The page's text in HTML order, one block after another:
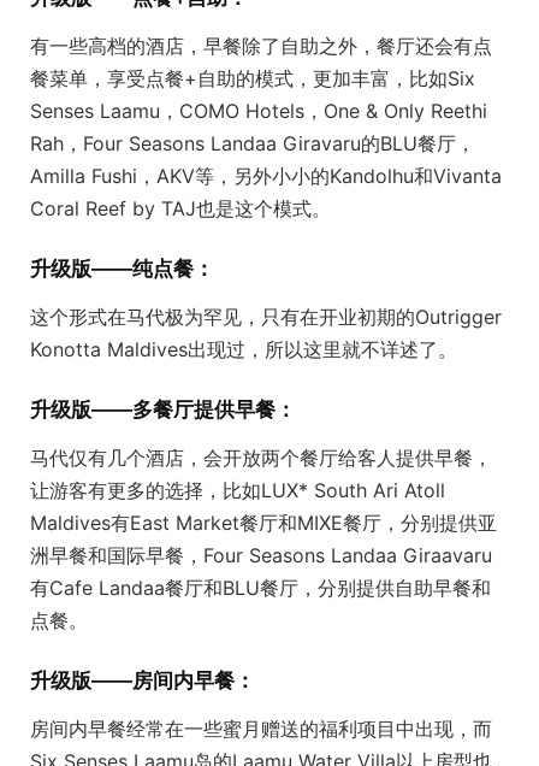
有一些高档的酒店，早餐除了自助之外，餐厅还会有点
餐菜单，享受点餐+自助的模式，更加丰富，比如Six
Senses Laamu，COMO Hotels，One & Only Reethi
Rah，Four Seasons Landaa Giravaru的BLU餐厅，
Amilla Fushi，AKV等，另外小小的Kandolhu和Vivanta
Coral Reef by TAJ也是这个模式。
升级版——纯点餐：
这个形式在马代极为罕见，只有在开业初期的Outrigger
Konotta Maldives出现过，所以这里就不详述了。
升级版——多餐厅提供早餐：
马代仅有几个酒店，会开放两个餐厅给客人提供早餐，
让游客有更多的选择，比如LUX* South Ari Atoll
Maldives有East Market餐厅和MIXE餐厅，分别提供亚
洲早餐和国际早餐，Four Seasons Landaa Giraavaru
有Cafe Landaa餐厅和BLU餐厅，分别提供自助早餐和
点餐。
升级版——房间内早餐：
房间内早餐经常在一些蜜月赠送的福利项目中出现，而
Six Senses Laamu岛的Laamu Water Villa以上房型也